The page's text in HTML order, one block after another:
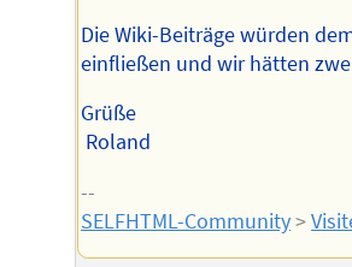
Die Wiki-Beiträge würden
einfließen und wir hätten
Grüße
Roland
--
SELFHTML-Community>